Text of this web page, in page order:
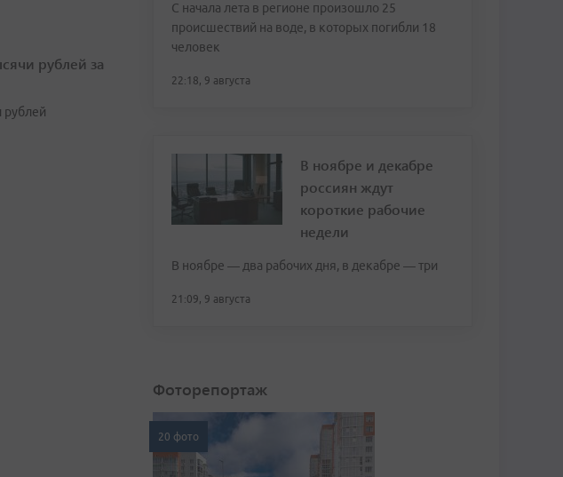
рублей за
рублей
С начала лета в регионе произошло 25
происшествий на воде, в которых погибли 18
человек
22:18, 9 августа
В ноябре и декабре
россиян ждут
короткие рабочие
недели
В ноябре — два рабочих дня, в декабре — три
21:09, 9 августа
Фоторепортаж
20 фото